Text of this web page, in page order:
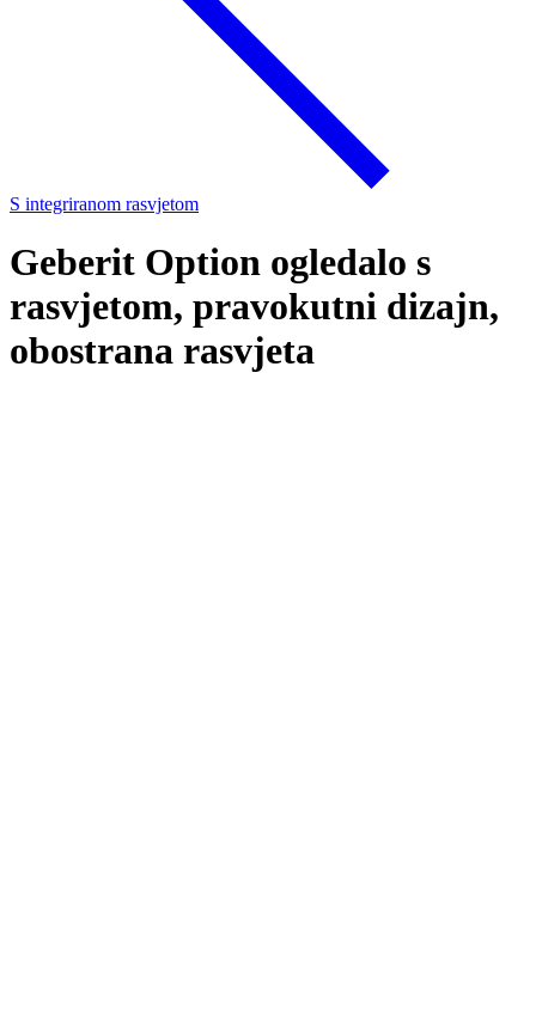
S integriranom rasvjetom
Geberit Option ogledalo s
rasvjetom, pravokutni dizajn,
obostrana rasvjeta